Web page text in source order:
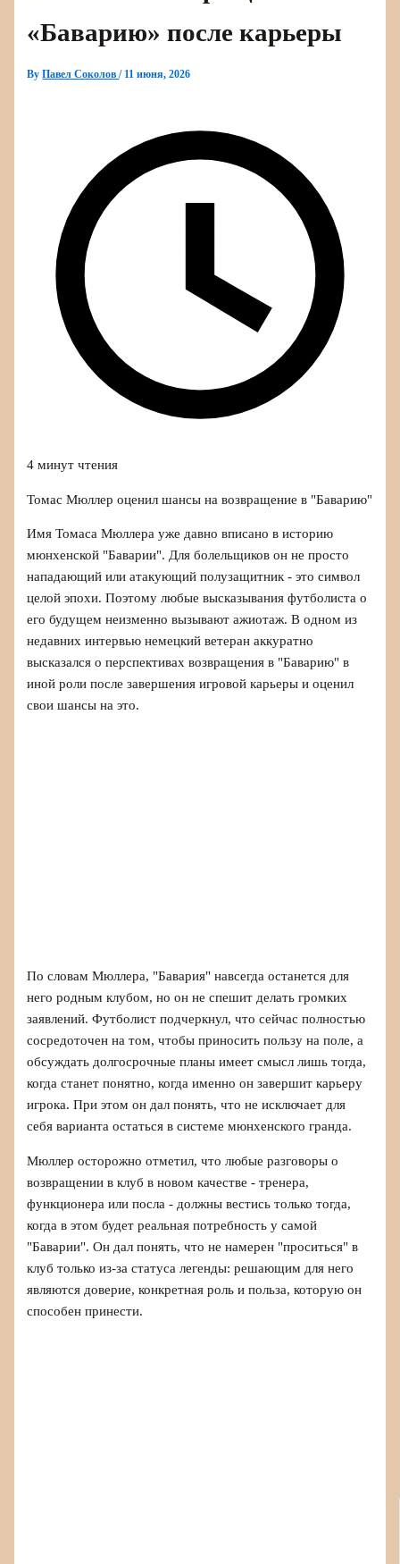
«Баварию» после карьеры
ByПавел Соколов/ 11 июня, 2026
4 минут чтения
Томас Мюллер оценил шансы на возвращение в "Баварию"
Имя Томаса Мюллера уже давно вписано в историю
мюнхенской "Баварии". Для болельщиков он не просто
нападающий или атакующий полузащитник - это символ
целой эпохи. Поэтому любые высказывания футболиста о
его будущем неизменно вызывают ажиотаж. В одном из
недавних интервью немецкий ветеран аккуратно
высказался о перспективах возвращения в "Баварию" в
иной роли после завершения игровой карьеры и оценил
свои шансы на это.
По словам Мюллера, "Бавария" навсегда останется для
него родным клубом, но он не спешит делать громких
заявлений. Футболист подчеркнул, что сейчас полностью
сосредоточен на том, чтобы приносить пользу на поле, а
обсуждать долгосрочные планы имеет смысл лишь тогда,
когда станет понятно, когда именно он завершит карьеру
игрока. При этом он дал понять, что не исключает для
себя варианта остаться в системе мюнхенского гранда.
Мюллер осторожно отметил, что любые разговоры о
возвращении в клуб в новом качестве - тренера,
функционера или посла - должны вестись только тогда,
когда в этом будет реальная потребность у самой
"Баварии". Он дал понять, что не намерен "проситься" в
клуб только из-за статуса легенды: решающим для него
являются доверие, конкретная роль и польза, которую он
способен принести.